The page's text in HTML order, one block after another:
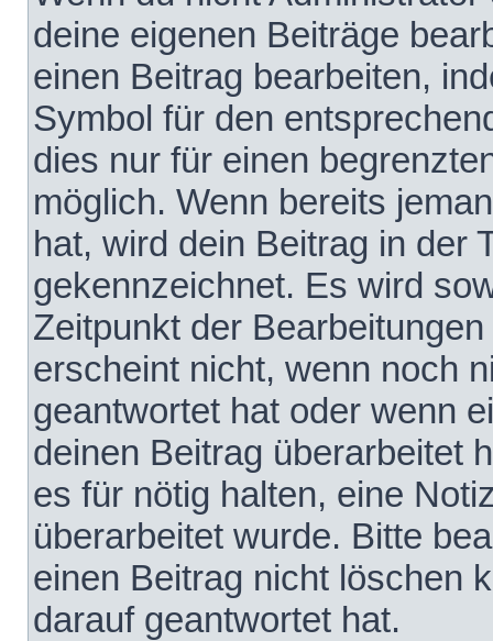
deine eigenen Beiträge
einen Beitrag bearbeiten,
Symbol für den
dies nur für einen
möglich. Wenn bereits
hat, wird dein Beitrag in der
gekennzeichnet. Es wird
Zeitpunkt der
erscheint nicht, wenn noch
geantwortet hat oder wenn
deinen Beitrag überarbeitet
es für nötig halten, eine
überarbeitet wurde. Bitte
einen Beitrag nicht löschen
darauf geantwortet hat.